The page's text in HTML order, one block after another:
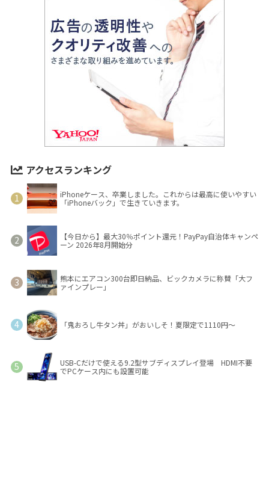
アクセスランキング
iPhoneケース、卒業しました。これからは最高に使いやすい
「iPhoneバック」で生きていきます。
【今日から】最大30％ポイント還元！PayPay自治体キャンペ
ーン 2026年8月開始分
熊本にエアコン300台即日納品、ビックカメラに称賛「大フ
ァインプレー」
「鬼おろし牛タン丼」がおいしそ！夏限定で1110円～
USB-Cだけで使える9.2型サブディスプレイ登場 HDMI不要
でPCケース内にも設置可能